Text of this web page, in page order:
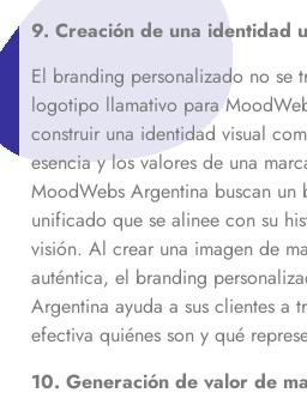
9. Creación de una identidad
El branding personalizado no se
logotipo llamativo para
construir una identidad visual
esencia y los valores de una
MoodWebs Argentina buscan un
unificado que se alinee con su
visión. Al crear una imagen de
auténtica, el branding
Argentina ayuda a sus clientes a
efectiva quiénes son y qué
10. Generación de valor de